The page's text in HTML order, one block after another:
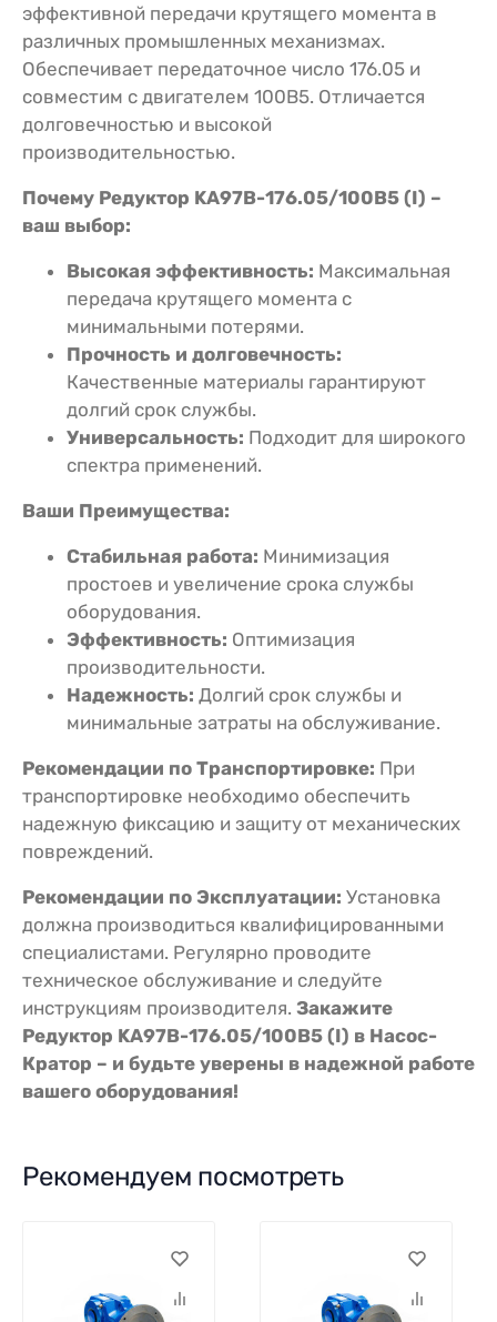
эффективной передачи крутящего момента в
различных промышленных механизмах.
Обеспечивает передаточное число 176.05 и
совместим с двигателем 100В5. Отличается
долговечностью и высокой
производительностью.
Почему Редуктор KA97B-176.05/100В5 (I) –
ваш выбор:
Высокая эффективность: Максимальная
передача крутящего момента с
минимальными потерями.
Прочность и долговечность:
Качественные материалы гарантируют
долгий срок службы.
Универсальность: Подходит для широкого
спектра применений.
Ваши Преимущества:
Стабильная работа: Минимизация
простоев и увеличение срока службы
оборудования.
Эффективность: Оптимизация
производительности.
Надежность: Долгий срок службы и
минимальные затраты на обслуживание.
Рекомендации по Транспортировке: При
транспортировке необходимо обеспечить
надежную фиксацию и защиту от механических
повреждений.
Рекомендации по Эксплуатации: Установка
должна производиться квалифицированными
специалистами. Регулярно проводите
техническое обслуживание и следуйте
инструкциям производителя. Закажите
Редуктор KA97B-176.05/100В5 (I) в Насос-
Кратор – и будьте уверены в надежной работе
вашего оборудования!
Рекомендуем посмотреть